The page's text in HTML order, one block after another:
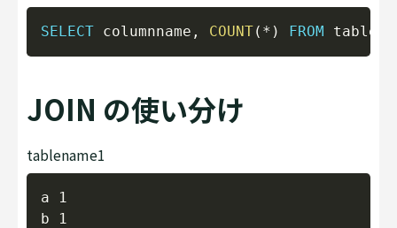
SELECT columnname , COUNT( * ) FROM
JOIN の使い分け
tablename1
a 1
b 1